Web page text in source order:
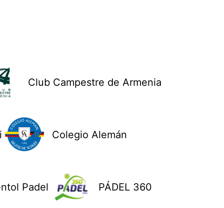
Club Campestre de Armenia
Colegio Alemán
Padel PÁDEL 360